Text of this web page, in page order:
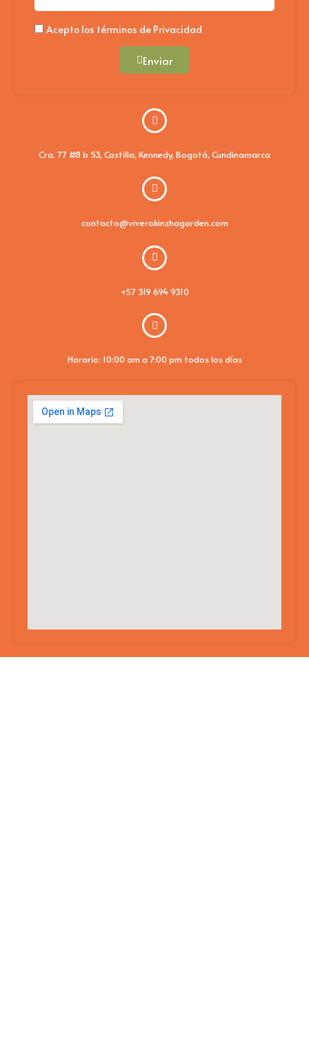
Acepto los términos de Privacidad
Enviar
Cra. 77 #8 b 53, Castilla, Kennedy, Bogotá, Cundinamarca
contacto@viverokinzhagarden.com
+57 319 694 9310
Horario: 10:00 am a 7:00 pm todos los días